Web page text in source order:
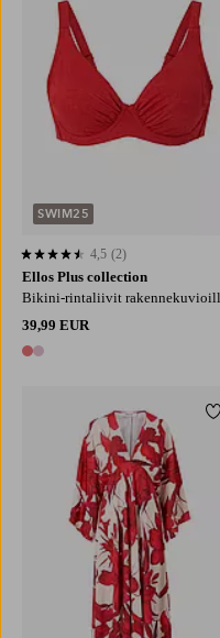
Ellos Plus collection
Bikini-rintaliivit
39,99 EUR
2 värejä
4,5 perustuen 2 arvosanaan
4,5 (2)
SWIM25